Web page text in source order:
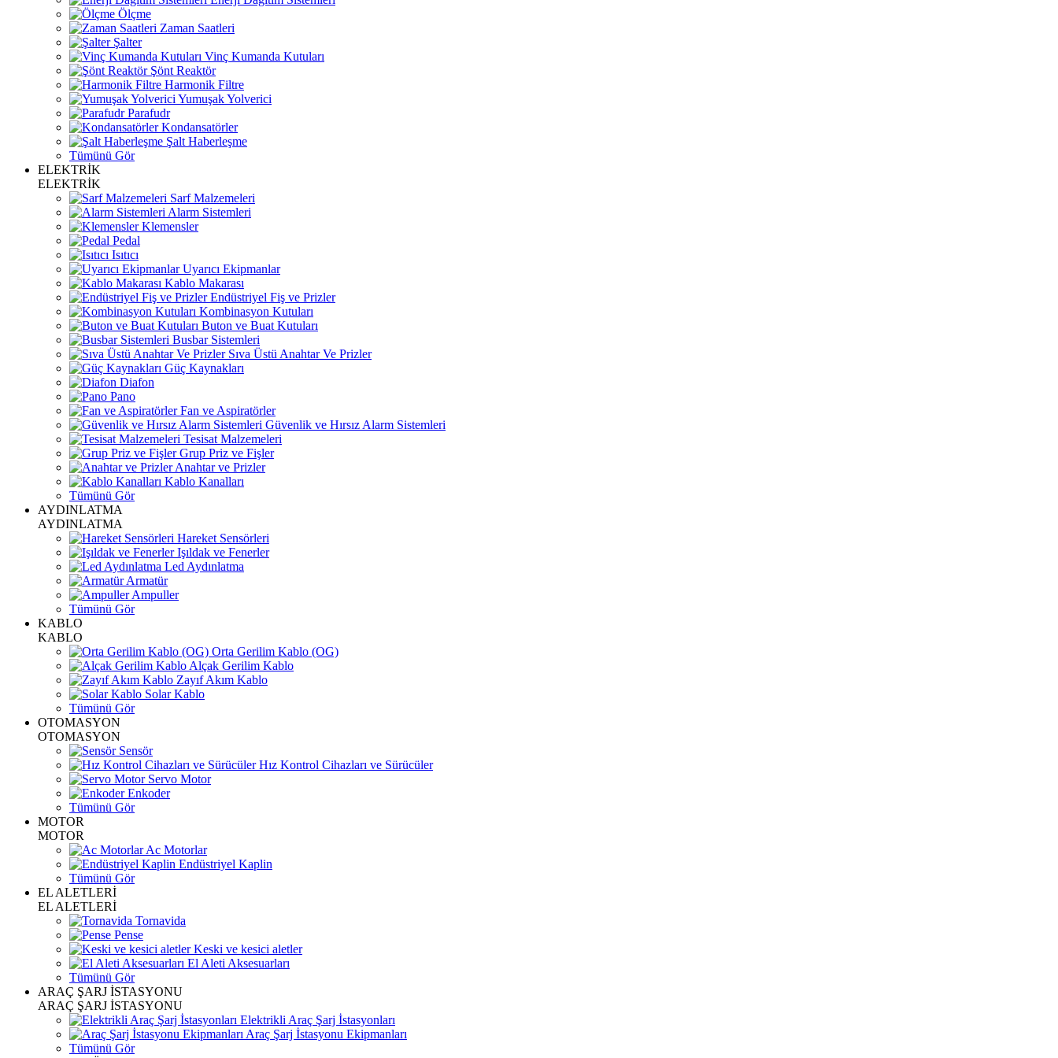
Ölçme
Zaman Saatleri
Şalter
Vinç Kumanda Kutuları
Şönt Reaktör
Harmonik Filtre
Yumuşak Yolverici
Parafudr
Kondansatörler
Şalt Haberleşme
Tümünü Gör
ELEKTRİK
ELEKTRİK
Sarf Malzemeleri
Alarm Sistemleri
Klemensler
Pedal
Isıtıcı
Uyarıcı Ekipmanlar
Kablo Makarası
Endüstriyel Fiş ve Prizler
Kombinasyon Kutuları
Buton ve Buat Kutuları
Busbar Sistemleri
Sıva Üstü Anahtar Ve Prizler
Güç Kaynakları
Diafon
Pano
Fan ve Aspiratörler
Güvenlik ve Hırsız Alarm Sistemleri
Tesisat Malzemeleri
Grup Priz ve Fişler
Anahtar ve Prizler
Kablo Kanalları
Tümünü Gör
AYDINLATMA
AYDINLATMA
Hareket Sensörleri
Işıldak ve Fenerler
Led Aydınlatma
Armatür
Ampuller
Tümünü Gör
KABLO
KABLO
Orta Gerilim Kablo (OG)
Alçak Gerilim Kablo
Zayıf Akım Kablo
Solar Kablo
Tümünü Gör
OTOMASYON
OTOMASYON
Sensör
Hız Kontrol Cihazları ve Sürücüler
Servo Motor
Enkoder
Tümünü Gör
MOTOR
MOTOR
Ac Motorlar
Endüstriyel Kaplin
Tümünü Gör
EL ALETLERİ
EL ALETLERİ
Tornavida
Pense
Keski ve kesici aletler
El Aleti Aksesuarları
Tümünü Gör
ARAÇ ŞARJ İSTASYONU
ARAÇ ŞARJ İSTASYONU
Elektrikli Araç Şarj İstasyonları
Araç Şarj İstasyonu Ekipmanları
Tümünü Gör